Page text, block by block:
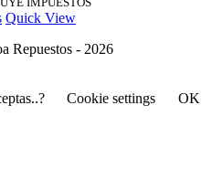
Quick View
Repuestos - 2026
Cookie settings
OK